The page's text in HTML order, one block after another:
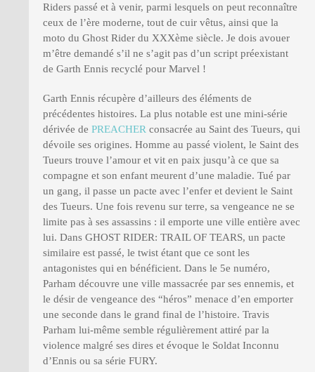
Riders passé et à venir, parmi lesquels on peut reconnaître
ceux de l’ère moderne, tout de cuir vêtus, ainsi que la
moto du Ghost Rider du XXXème siècle. Je dois avouer
m’être demandé s’il ne s’agit pas d’un script préexistant
de Garth Ennis recyclé pour Marvel !
Garth Ennis récupère d’ailleurs des éléments de
précédentes histoires. La plus notable est une mini-série
dérivée de PREACHER consacrée au Saint des Tueurs, qui
dévoile ses origines. Homme au passé violent, le Saint des
Tueurs trouve l’amour et vit en paix jusqu’à ce que sa
compagne et son enfant meurent d’une maladie. Tué par
un gang, il passe un pacte avec l’enfer et devient le Saint
des Tueurs. Une fois revenu sur terre, sa vengeance ne se
limite pas à ses assassins : il emporte une ville entière avec
lui. Dans GHOST RIDER: TRAIL OF TEARS, un pacte
similaire est passé, le twist étant que ce sont les
antagonistes qui en bénéficient. Dans le 5e numéro,
Parham découvre une ville massacrée par ses ennemis, et
le désir de vengeance des “héros” menace d’en emporter
une seconde dans le grand final de l’histoire. Travis
Parham lui-même semble régulièrement attiré par la
violence malgré ses dires et évoque le Soldat Inconnu
d’Ennis ou sa série FURY.